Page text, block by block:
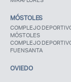
MÓSTOLES
COMPLEJO
MÓSTOLES
COMPLEJO
FUENSANTA
OVIEDO